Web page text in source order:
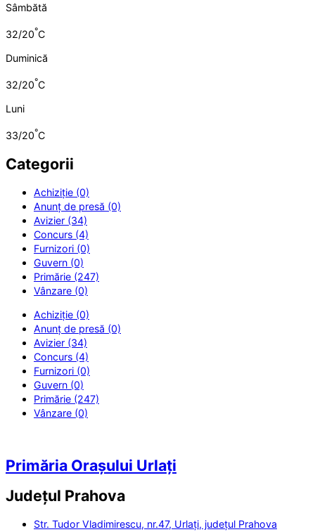
Sâmbătă
32/20°C
Duminică
32/20°C
Luni
33/20°C
Categorii
Achiziție (0)
Anunț de presă (0)
Avizier (34)
Concurs (4)
Furnizori (0)
Guvern (0)
Primărie (247)
Vânzare (0)
Achiziție (0)
Anunț de presă (0)
Avizier (34)
Concurs (4)
Furnizori (0)
Guvern (0)
Primărie (247)
Vânzare (0)
Primăria Orașului Urlați
Județul Prahova
Str. Tudor Vladimirescu, nr.47, Urlați, județul Prahova